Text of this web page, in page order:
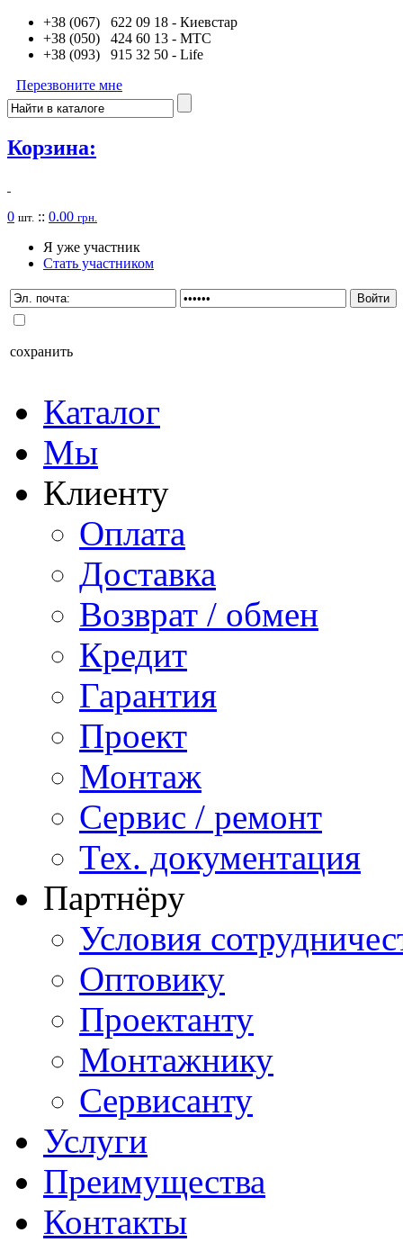
+38 (067) 622 09 18 - Киевстар
+38 (050) 424 60 13 - MTC
+38 (093) 915 32 50 - Life
Перезвоните мне
Корзина:
0 шт. :: 0.00 грн.
Я уже участник
Стать участником
сохранить
Каталог
Мы
Клиенту
Оплата
Доставка
Возврат / обмен
Кредит
Гарантия
Проект
Монтаж
Сервис / ремонт
Тех. документация
Партнёру
Условия
Оптовику
Проектанту
Монтажнику
Сервисанту
Услуги
Преимущества
Контакты